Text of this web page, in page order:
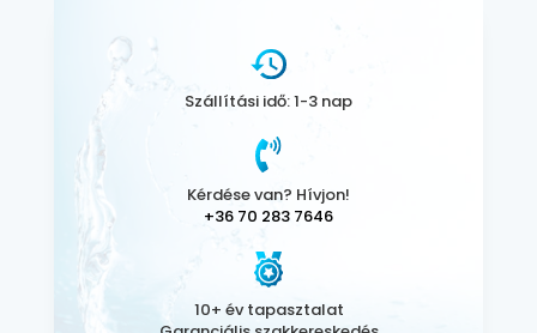
Szállítási idő: 1-3 nap
Kérdése van? Hívjon!
+36 70 283 7646
10+ év tapasztalat